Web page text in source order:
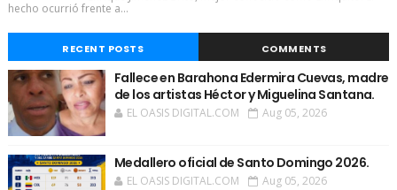
hecho ocurrió frente a...
RECENT POSTS COMMENTS
Fallece en Barahona Edermira Cuevas, madre
de los artistas Héctor y Miguelina Santana.
EL OASIS DIGITAL.COM Aug 05, 2026
Medallero oficial de Santo Domingo 2026.
EL OASIS DIGITAL.COM Aug 05, 2026